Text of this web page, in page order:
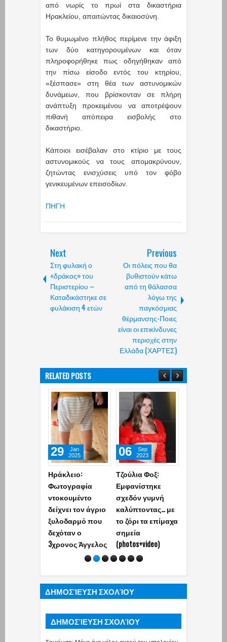
από νωρίς το πρωί στα δικαστήρια
Ηρακλείου, απαιτώντας δικαιοσύνη.
Το θυμωμένο πλήθος περίμενε την άφιξη
των δύο κατηγορουμένων και όταν
πληροφορήθηκε πως οδηγήθηκαν από
την πίσω είσοδο εντός του κτηρίου,
«ξέσπασε» στη θέα των αστυνομικών
δυνάμεων, που βρίσκονταν σε πλήρη
ανάπτυξη προκειμένου να αποτρέψουν
πιθανή απόπειρα εισβολής στο
δικαστήριο.
Κάποιοι εισέβαλαν στο κτίριο με τους
αστυνομικούς να τους απομακρύνουν,
ζητώντας ενισχύσεις υπό τον φόβο
γενικευμένων επεισοδίων.
ΠΗΓΗ
Next
Στη φυλακή ο
«δράκος» του
Περιστερίου –
Καταδικάστηκε σε
φυλάκιση 4 ετών
Previous
Οι πόλεις που θα
βυθιστούν κάτω
από τη θάλασσα
λόγω της
παγκόσμιας
θέρμανσης-Ποιες
είναι οι επικίνδυνες
περιοχές στην
Ελλάδα (ΧΑΡΤΕΣ)
RELATED POSTS
Ηράκλειο:
Φωτογραφία
ντοκουμέντο
δείχνει τον άγριο
ξυλοδαρμό που
δεχόταν ο
3χρονος Άγγελος
29
Jan
2025
Τζούλια Φοξ:
Εμφανίστηκε
σχεδόν γυμνή
καλύπτοντας… με
το ζόρι τα επίμαχα
σημεία
(photos+video)
06
Sep
2023
ΔΗΜΟΣΊΕΥΣΗ ΣΧΟΛΊΟΥ
ΔΗΜΟΣΊΕΥΣΗ ΣΧΟΛΊΟΥ